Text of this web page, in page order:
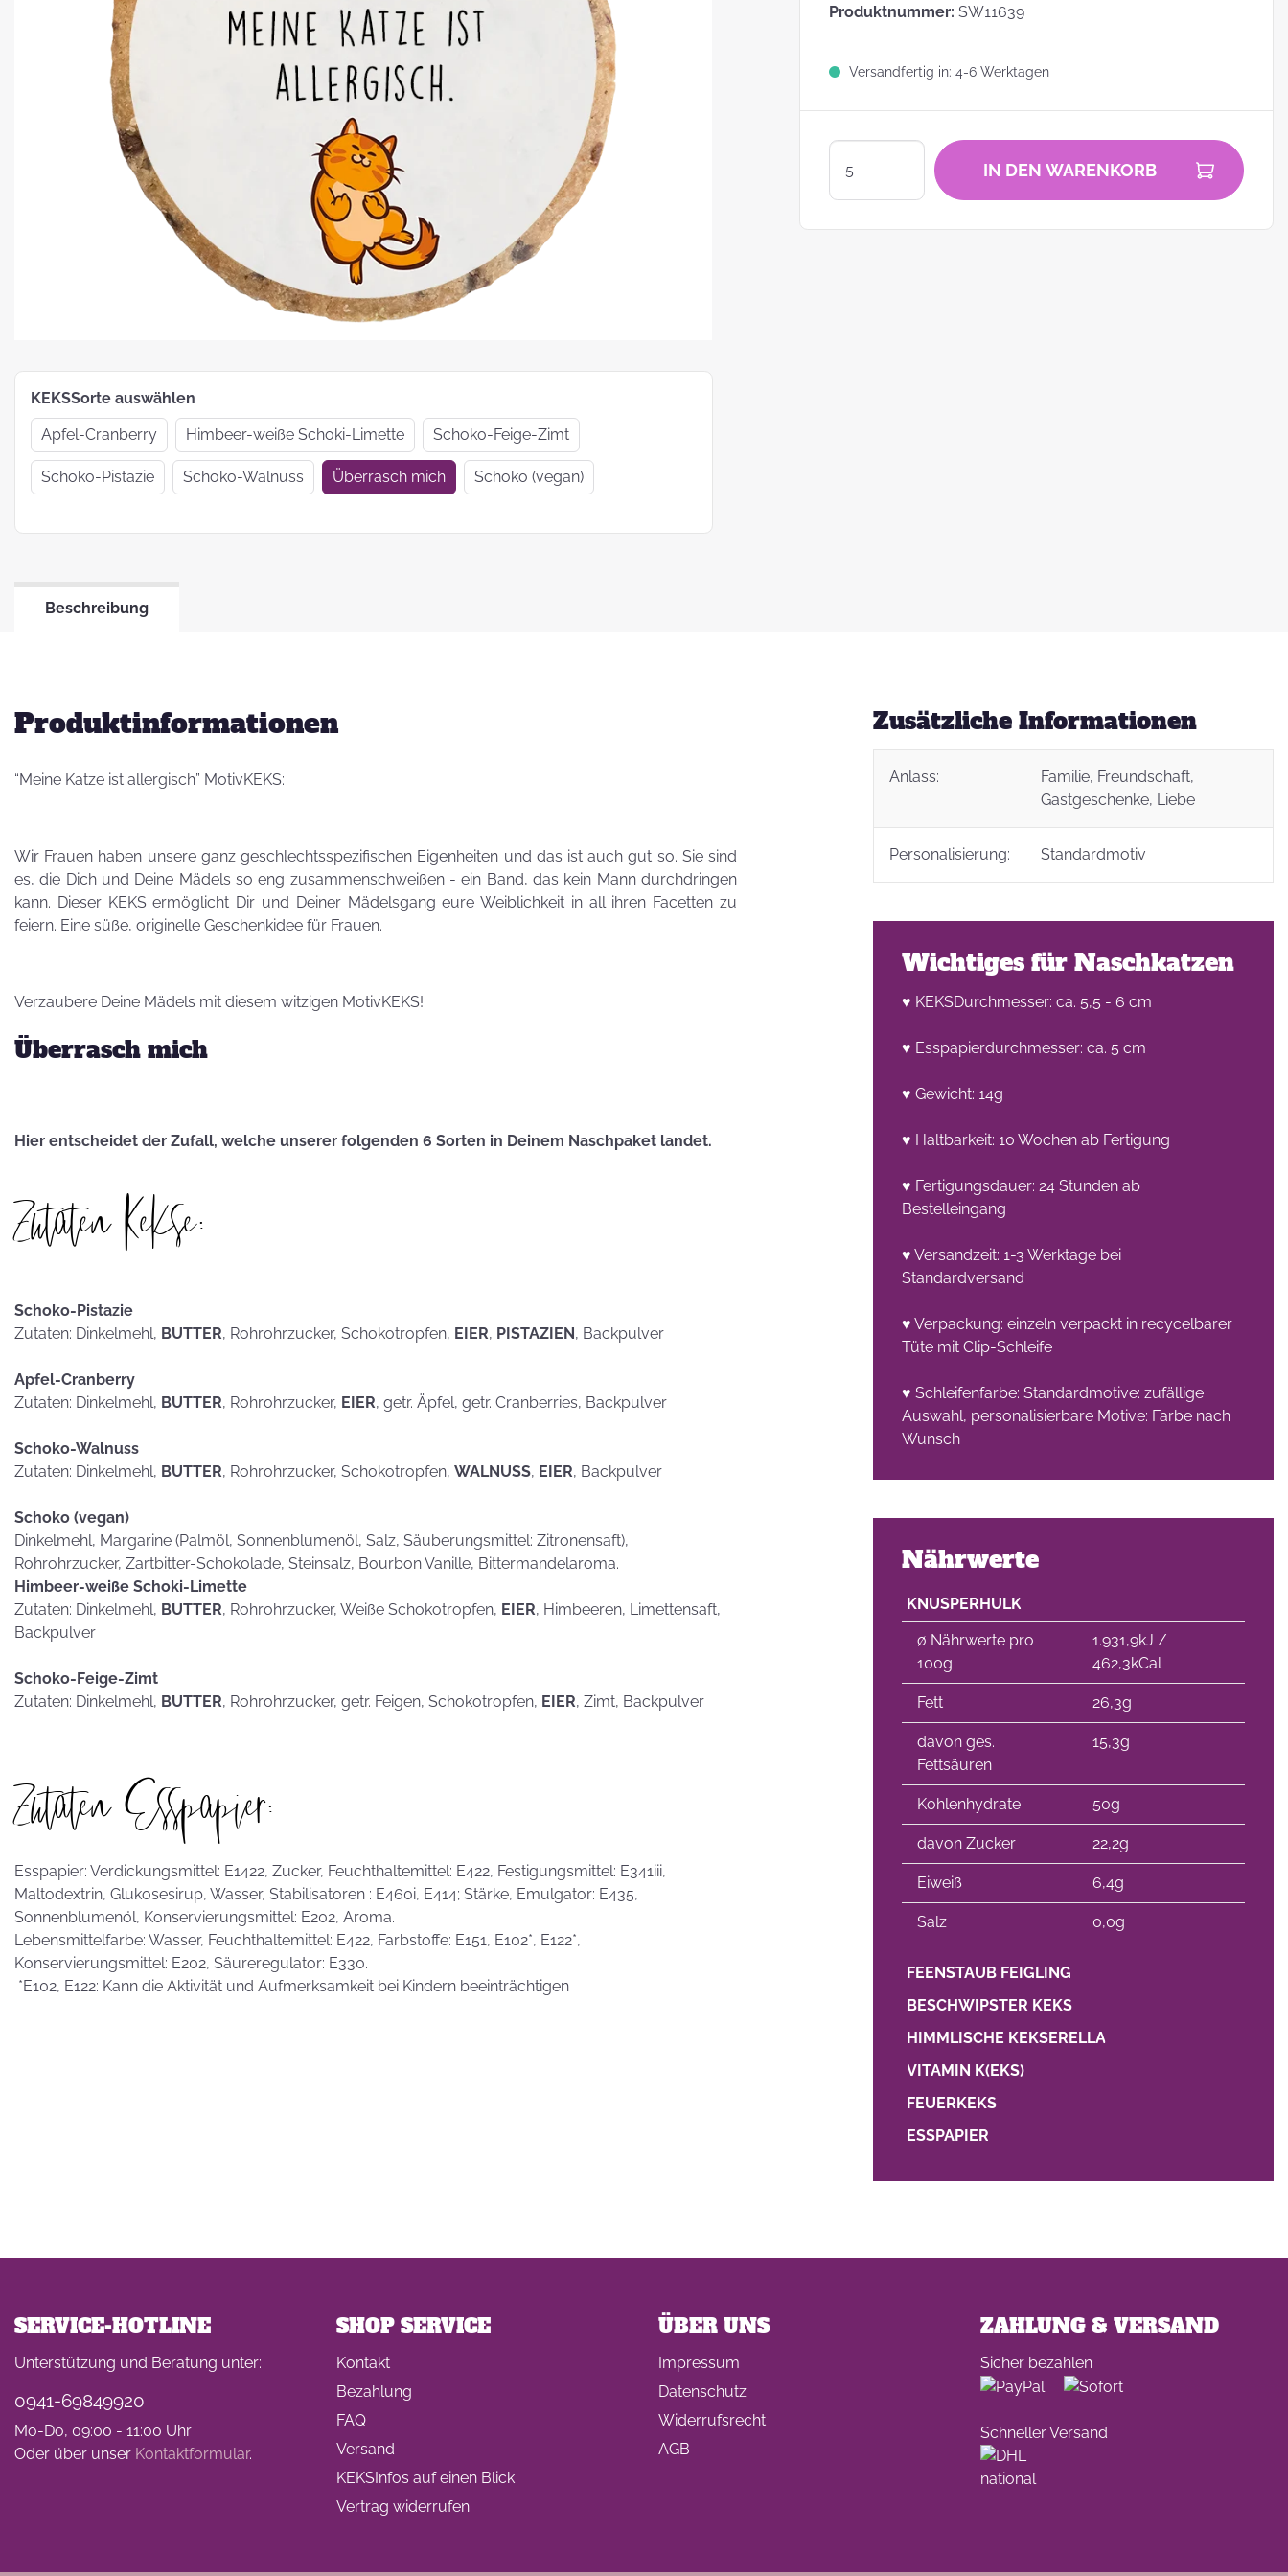
Platz für Plätzchen: 5 Fakten zu
Weihnachtsgebäck
Sind Plätzchen
Leckere Werbegeschenke zu
MotivKEKS-
Designer
The struggle is real: Unsere
Verpackungsoptionen
KEKSTeig zum
Wir haben uns
verkrümelt...
Geschenkideen
zur Einschulung
2021
Besuch von
Petra Homeier
Zauberhafte
LogoKEKSE für
Dein
KEKSTastrophe? - Notfalltipps
Gaumenschmaus - Österliche
Produktnummer: SW11639
Versandfertig in: 4-6 Werktagen
IN DEN WARENKORB
KEKSSorte auswählen
Apfel-Cranberry
Himbeer-weiße Schoki-Limette Schoko-Feige-Zimt
Schoko-Pistazie Schoko-Walnuss Überrasch mich Schoko (vegan)
Beschreibung
Produktinformationen
“Meine Katze ist allergisch” MotivKEKS:
Wir Frauen haben unsere ganz geschlechtsspezifischen Eigenheiten und das ist auch gut so. Sie sind
es, die Dich und Deine Mädels so eng zusammenschweißen - ein Band, das kein Mann durchdringen
kann. Dieser KEKS ermöglicht Dir und Deiner Mädelsgang eure Weiblichkeit in all ihren Facetten zu
feiern. Eine süße, originelle Geschenkidee für Frauen.
Verzaubere Deine Mädels mit diesem witzigen MotivKEKS!
Überrasch mich
Hier entscheidet der Zufall, welche unserer folgenden 6 Sorten in Deinem Naschpaket landet.
Zutaten Kekse:
Schoko-Pistazie
Zutaten: Dinkelmehl, BUTTER, Rohrohrzucker, Schokotropfen, EIER, PISTAZIEN, Backpulver
Apfel-Cranberry
Zutaten: Dinkelmehl, BUTTER, Rohrohrzucker, EIER, getr. Äpfel, getr. Cranberries, Backpulver
Schoko-Walnuss
Zutaten: Dinkelmehl, BUTTER, Rohrohrzucker, Schokotropfen, WALNUSS, EIER, Backpulver
Schoko (vegan)
Dinkelmehl, Margarine (Palmöl, Sonnenblumenöl, Salz, Säuberungsmittel: Zitronensaft),
Rohrohrzucker, Zartbitter-Schokolade, Steinsalz, Bourbon Vanille, Bittermandelaroma.
Himbeer-weiße Schoki-Limette
Zutaten: Dinkelmehl, BUTTER, Rohrohrzucker, Weiße Schokotropfen, EIER, Himbeeren, Limettensaft,
Backpulver
Schoko-Feige-Zimt
Zutaten: Dinkelmehl, BUTTER, Rohrohrzucker, getr. Feigen, Schokotropfen, EIER, Zimt, Backpulver
Zutaten Esspapier:
Esspapier: Verdickungsmittel: E1422, Zucker, Feuchthaltemittel: E422, Festigungsmittel: E341iii,
Maltodextrin, Glukosesirup, Wasser, Stabilisatoren : E460i, E414; Stärke, Emulgator: E435,
Sonnenblumenöl, Konservierungsmittel: E202, Aroma.
Lebensmittelfarbe: Wasser, Feuchthaltemittel: E422, Farbstoffe: E151, E102*, E122*,
Konservierungsmittel: E202, Säureregulator: E330.
*E102, E122: Kann die Aktivität und Aufmerksamkeit bei Kindern beeinträchtigen
Zusätzliche Informationen
Anlass: Familie, Freundschaft,
Gastgeschenke, Liebe
Personalisierung: Standardmotiv
Wichtiges für Naschkatzen
♥ KEKSDurchmesser: ca. 5,5 - 6 cm
♥ Esspapierdurchmesser: ca. 5 cm
♥ Gewicht: 14g
♥ Haltbarkeit: 10 Wochen ab Fertigung
♥ Fertigungsdauer: 24 Stunden ab
Bestelleingang
♥ Versandzeit: 1-3 Werktage bei
Standardversand
♥ Verpackung: einzeln verpackt in recycelbarer
Tüte mit Clip-Schleife
♥ Schleifenfarbe: Standardmotive: zufällige
Auswahl, personalisierbare Motive: Farbe nach
Wunsch
Nährwerte
KNUSPERHULK
∅ Nährwerte pro
100g
1.931,9kJ /
462,3kCal
Fett 26,3g
davon ges.
Fettsäuren
15,3g
Kohlenhydrate 50g
davon Zucker 22,2g
Eiweiß 6,4g
Salz 0,0g
FEENSTAUB FEIGLING
BESCHWIPSTER KEKS
HIMMLISCHE KEKSERELLA
VITAMIN K(EKS)
FEUERKEKS
ESSPAPIER
SERVICE-HOTLINE
Unterstützung und Beratung unter:
0941-69849920
Mo-Do, 09:00 - 11:00 Uhr
Oder über unser Kontaktformular.
SHOP SERVICE
Kontakt
Bezahlung
FAQ
Versand
KEKSInfos auf einen Blick
Vertrag widerrufen
ÜBER UNS
Impressum
Datenschutz
Widerrufsrecht
AGB
ZAHLUNG & VERSAND
Sicher bezahlen
Schneller Versand